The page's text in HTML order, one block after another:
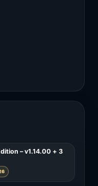
– v1.14.00 + 3